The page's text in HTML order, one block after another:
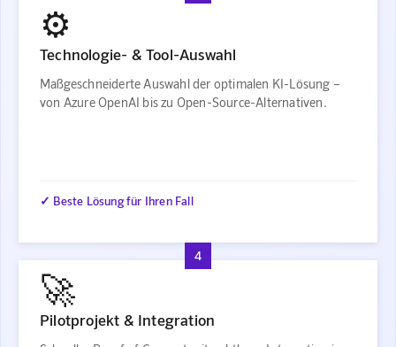
⚙️
Technologie- & Tool-Auswahl
Maßgeschneiderte Auswahl der optimalen KI-Lösung –
von Azure OpenAI bis zu Open-Source-Alternativen.
✓ Beste Lösung für Ihren Fall
4
🚀
Pilotprojekt & Integration